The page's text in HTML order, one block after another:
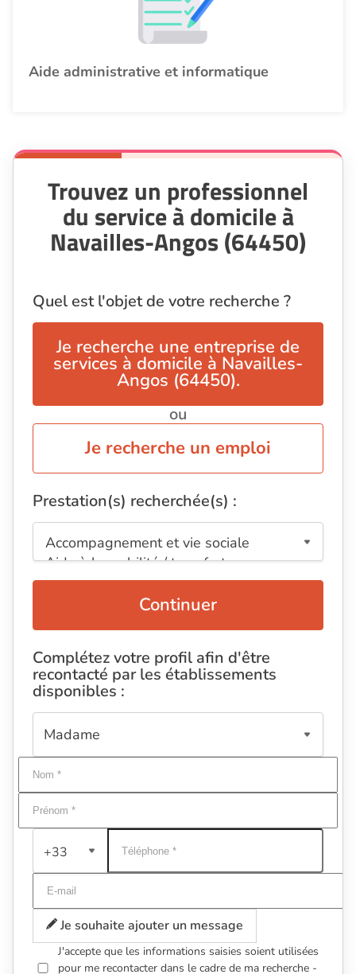
Aide administrative et informatique
Trouvez un professionnel
du service à domicile à
Navailles-Angos (64450)
Quel est l'objet de votre recherche ?
Je recherche une entreprise de
services à domicile à Navailles-
Angos (64450).
ou
Je recherche un emploi
Prestation(s) recherchée(s) :
Continuer
Complétez votre profil afin d'être
recontacté par les établissements
disponibles :
+33
Je souhaite ajouter un message
J'accepte que les informations saisies soient utilisées
pour me recontacter dans le cadre de ma recherche -